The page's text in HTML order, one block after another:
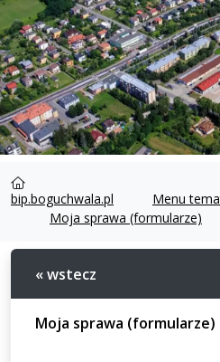
bip.boguchwala.pl
Menu
Moja sprawa (formularze)
« wstecz
Moja sprawa (formularze)